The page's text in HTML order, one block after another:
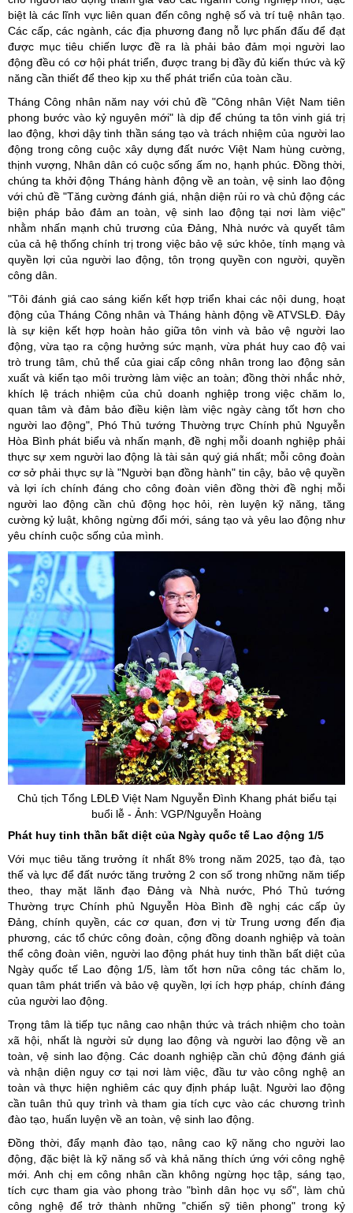
biệt là các lĩnh vực liên quan đến công nghệ số và trí tuệ nhân tạo.
Các cấp, các ngành, các địa phương đang nỗ lực phấn đấu để đạt
được mục tiêu chiến lược đề ra là phải bảo đảm mọi người lao
động đều có cơ hội phát triển, được trang bị đầy đủ kiến thức và kỹ
năng cần thiết để theo kịp xu thế phát triển của toàn cầu.
Tháng Công nhân năm nay với chủ đề "Công nhân Việt Nam tiên
phong bước vào kỷ nguyên mới" là dịp để chúng ta tôn vinh giá trị
lao động, khơi dậy tinh thần sáng tạo và trách nhiệm của người lao
động trong công cuộc xây dựng đất nước Việt Nam hùng cường,
thịnh vượng, Nhân dân có cuộc sống ấm no, hạnh phúc. Đồng thời,
chúng ta khởi động Tháng hành động về an toàn, vệ sinh lao động
với chủ đề "Tăng cường đánh giá, nhận diện rủi ro và chủ động các
biện pháp bảo đảm an toàn, vệ sinh lao động tại nơi làm việc"
nhằm nhấn mạnh chủ trương của Đảng, Nhà nước và quyết tâm
của cả hệ thống chính trị trong việc bảo vệ sức khỏe, tính mạng và
quyền lợi của người lao động, tôn trọng quyền con người, quyền
công dân.
"Tôi đánh giá cao sáng kiến kết hợp triển khai các nội dung, hoạt
động của Tháng Công nhân và Tháng hành động về ATVSLĐ. Đây
là sự kiện kết hợp hoàn hảo giữa tôn vinh và bảo vệ người lao
động, vừa tạo ra cộng hưởng sức mạnh, vừa phát huy cao độ vai
trò trung tâm, chủ thể của giai cấp công nhân trong lao động sản
xuất và kiến tạo môi trường làm việc an toàn; đồng thời nhắc nhở,
khích lệ trách nhiệm của chủ doanh nghiệp trong việc chăm lo,
quan tâm và đảm bảo điều kiện làm việc ngày càng tốt hơn cho
người lao động", Phó Thủ tướng Thường trực Chính phủ Nguyễn
Hòa Bình phát biểu và nhấn mạnh, đề nghị mỗi doanh nghiệp phải
thực sự xem người lao động là tài sản quý giá nhất; mỗi công đoàn
cơ sở phải thực sự là "Người bạn đồng hành" tin cậy, bảo vệ quyền
và lợi ích chính đáng cho công đoàn viên đồng thời đề nghị mỗi
người lao động cần chủ động học hỏi, rèn luyện kỹ năng, tăng
cường kỷ luật, không ngừng đổi mới, sáng tạo và yêu lao động như
yêu chính cuộc sống của mình.
Chủ tịch Tổng LĐLĐ Việt Nam Nguyễn Đình Khang phát biểu tại
buổi lễ - Ảnh: VGP/Nguyễn Hoàng
Phát huy tinh thần bất diệt của Ngày quốc tế Lao động 1/5
Với mục tiêu tăng trưởng ít nhất 8% trong năm 2025, tạo đà, tạo
thế và lực để đất nước tăng trưởng 2 con số trong những năm tiếp
theo, thay mặt lãnh đạo Đảng và Nhà nước, Phó Thủ tướng
Thường trực Chính phủ Nguyễn Hòa Bình đề nghị các cấp ủy
Đảng, chính quyền, các cơ quan, đơn vị từ Trung ương đến địa
phương, các tổ chức công đoàn, cộng đồng doanh nghiệp và toàn
thể công đoàn viên, người lao động phát huy tinh thần bất diệt của
Ngày quốc tế Lao động 1/5, làm tốt hơn nữa công tác chăm lo,
quan tâm phát triển và bảo vệ quyền, lợi ích hợp pháp, chính đáng
của người lao động.
Trọng tâm là tiếp tục nâng cao nhận thức và trách nhiệm cho toàn
xã hội, nhất là người sử dụng lao động và người lao động về an
toàn, vệ sinh lao động. Các doanh nghiệp cần chủ động đánh giá
và nhận diện nguy cơ tại nơi làm việc, đầu tư vào công nghệ an
toàn và thực hiện nghiêm các quy định pháp luật. Người lao động
cần tuân thủ quy trình và tham gia tích cực vào các chương trình
đào tạo, huấn luyện về an toàn, vệ sinh lao động.
Đồng thời, đẩy mạnh đào tạo, nâng cao kỹ năng cho người lao
động, đặc biệt là kỹ năng số và khả năng thích ứng với công nghệ
mới. Anh chị em công nhân cần không ngừng học tập, sáng tạo,
tích cực tham gia vào phong trào "bình dân học vụ số", làm chủ
công nghệ để trở thành những "chiến sỹ tiên phong" trong kỷ